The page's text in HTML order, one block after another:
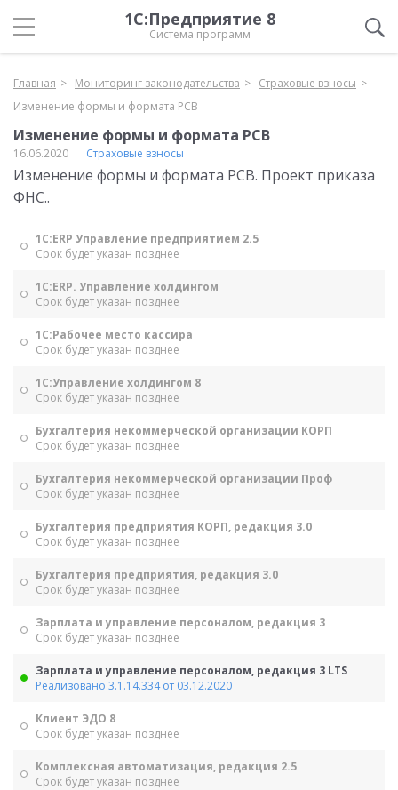
1С:Предприятие 8
Система программ
Главная Мониторинг законодательства
Страховые взносы
Изменение формы и формата РСВ
Изменение формы и формата РСВ
16.06.2020 Страховые взносы
Изменение формы и формата РСВ. Проект приказа
ФНС..
1С:ERP Управление предприятием 2.5
Срок будет указан позднее
1С:ERP. Управление холдингом
Срок будет указан позднее
1С:Рабочее место кассира
Срок будет указан позднее
1С:Управление холдингом 8
Срок будет указан позднее
Бухгалтерия некоммерческой организации КОРП
Срок будет указан позднее
Бухгалтерия некоммерческой организации Проф
Срок будет указан позднее
Бухгалтерия предприятия КОРП, редакция 3.0
Срок будет указан позднее
Бухгалтерия предприятия, редакция 3.0
Срок будет указан позднее
Зарплата и управление персоналом, редакция 3
Срок будет указан позднее
Зарплата и управление персоналом, редакция 3 LTS
Реализовано 3.1.14.334 от 03.12.2020
Клиент ЭДО 8
Срок будет указан позднее
Комплексная автоматизация, редакция 2.5
Срок будет указан позднее